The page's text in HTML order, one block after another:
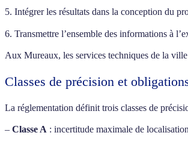
5. Intégrer les résultats dans la conception du
6. Transmettre l’ensemble des informations à
Aux Mureaux, les services techniques de la
Classes de précision et
La réglementation définit trois classes de
– Classe A : incertitude maximale de